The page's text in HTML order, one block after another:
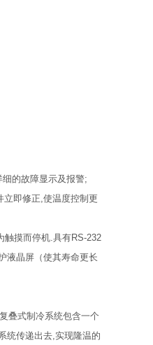
的故障显示及报警;
即修正,使温度控制更
触摸而停机.具有RS-232
液晶屏（使其寿命更长
叠式制冷系统包含一个
统传递出去,实现隆温的